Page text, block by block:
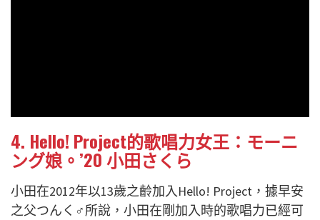
4. Hello! Project的歌唱力女王：モーニ
ング娘。’20 小田さくら
小田在2012年以13歲之齡加入Hello! Project，據早安
之父つんく♂所說，小田在剛加入時的歌唱力已經可